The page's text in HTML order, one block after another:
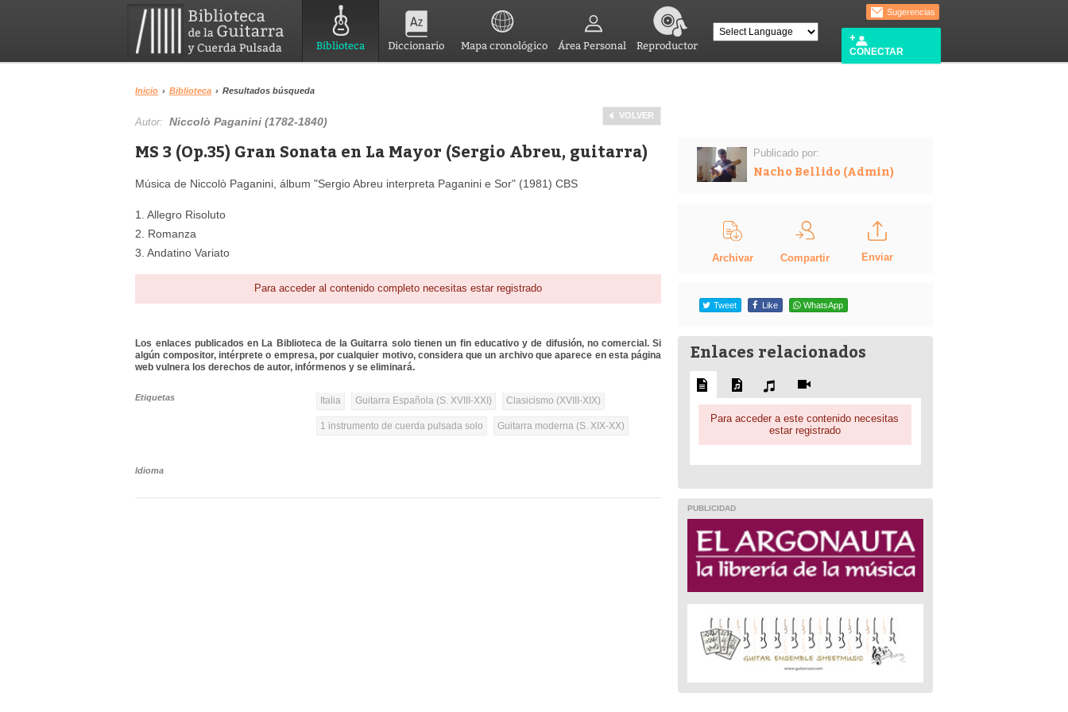
Biblioteca Diccionario Mapa cronológico Área Personal Reproductor
Sugerencias
CONECTAR
Inicio › Biblioteca › Resultados búsqueda
VOLVER
Autor:Niccolò Paganini (1782-1840)
MS 3 (Op.35) Gran Sonata en La Mayor (Sergio Abreu, guitarra)
Música de Niccolò Paganini, álbum "Sergio Abreu interpreta Paganini e Sor" (1981) CBS
1. Allegro Risoluto
2. Romanza
3. Andatino Variato
Para acceder al contenido completo necesitas estar registrado
Los enlaces publicados en La Biblioteca de la Guitarra solo tienen un fin educativo y de difusión, no comercial. Si
algún compositor, intérprete o empresa, por cualquier motivo, considera que un archivo que aparece en esta página
web vulnera los derechos de autor, infórmenos y se eliminará.
Etiquetas Italia Guitarra Española (S. XVIII-XXI) Clasicismo (XVIII-XIX)
1 instrumento de cuerda pulsada solo Guitarra moderna (S. XIX-XX)
Idioma
Publicado por:
Nacho Bellido (Admin)
Archivar Compartir Enviar
Tweet Like WhatsApp
Enlaces relacionados
Para acceder a este contenido necesitas
estar registrado
PUBLICIDAD